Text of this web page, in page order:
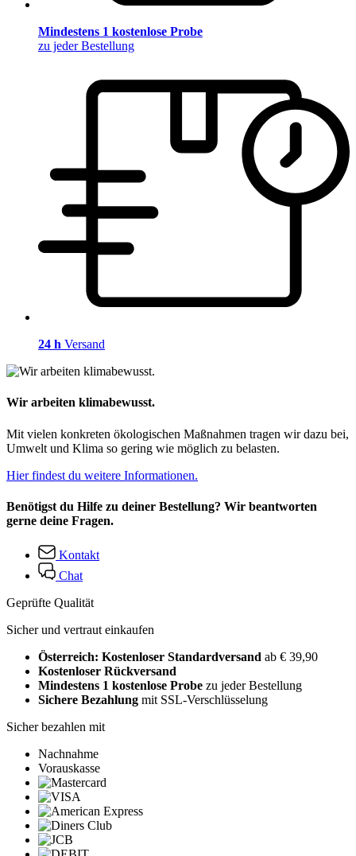
Mindestens 1 kostenlose Probe
zu jeder Bestellung
24 h Versand
Wir arbeiten klimabewusst.
Mit vielen konkreten ökologischen Maßnahmen tragen wir dazu bei,
Umwelt und Klima so gering wie möglich zu belasten.
Hier findest du weitere Informationen.
Benötigst du Hilfe zu deiner Bestellung? Wir beantworten
gerne deine Fragen.
Kontakt
Chat
Geprüfte Qualität
Sicher und vertraut einkaufen
Österreich: Kostenloser Standardversand ab € 39,90
Kostenloser Rückversand
Mindestens 1 kostenlose Probe zu jeder Bestellung
Sichere Bezahlung mit SSL-Verschlüsselung
Sicher bezahlen mit
Nachnahme
Vorauskasse